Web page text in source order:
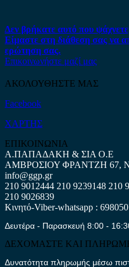
Δεν βρήκατε αυτό που
Είμαστε στη διάθεση σας να
ερώτηση σας.
Επικοινωνήστε μαζί μας
ΑΚΟΛΟΥΘΗΣΤΕ ΜΑΣ
Facebook
ΧΑΡΤΗΣ
ΕΠΙΚΟΙΝΩΝΙΑ
Α.ΠΑΠΑΔΑΚΗ & ΣΙΑ Ο.Ε
ΑΜΒΡΟΣΙΟΥ ΦΡΑΝΤΖΗ 67,
info@ggp.gr
210 9012444 210 9239148 210
210 9026839
Κινητό-Viber-whatsapp :
Δευτέρα - Παρασκευή 8:00 -
ΔΕΧΟΜΑΣΤΕ ΚΑΙ
Δυνατότητα πληρωμής μέσω